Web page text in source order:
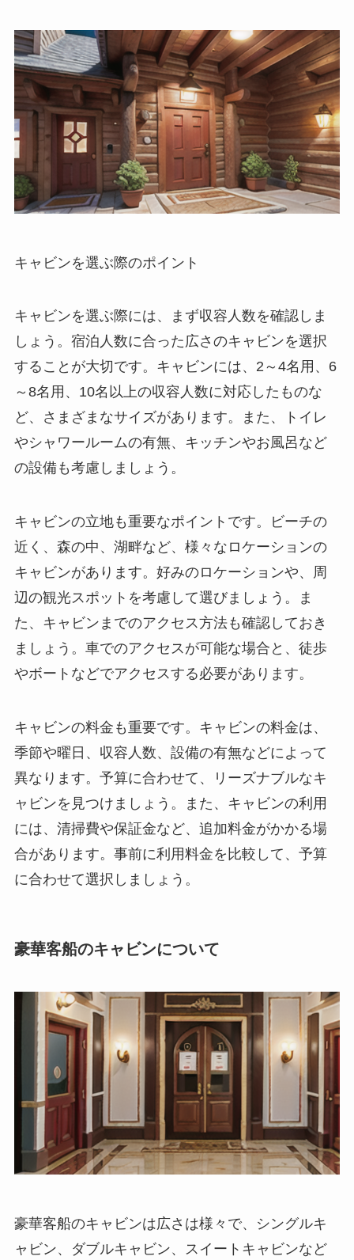
キャビンを選ぶ際のポイント
キャビンを選ぶ際には、まず収容人数を確認しま
しょう。 宿泊人数に合った広さのキャビンを選択
することが大切です。キャビンには、2～4名用、6
～8名用、10名以上の収容人数に対応したものな
ど、さまざまなサイズがあります。また、トイレ
やシャワールームの有無、キッチンやお風呂など
の設備も考慮しましょう。
キャビンの立地も重要なポイントです。
ビーチの
近く、森の中、湖畔など、様々なロケーションの
キャビンがあります。好みのロケーションや、周
辺の観光スポットを考慮して選びましょう。ま
た、キャビンまでのアクセス方法も確認しておき
ましょう。車でのアクセスが可能な場合と、徒歩
やボートなどでアクセスする必要があります。
キャビンの料金も重要です。 キャビンの料金は、
季節や曜日、収容人数、設備の有無などによって
異なります。予算に合わせて、リーズナブルなキ
ャビンを見つけましょう。また、キャビンの利用
には、清掃費や保証金など、追加料金がかかる場
合があります。事前に利用料金を比較して、予算
に合わせて選択しましょう。
豪華客船のキャビンについて
豪華客船のキャビンは広さは様々で、
シングルキ
ャビン、ダブルキャビン、スイートキャビンなど